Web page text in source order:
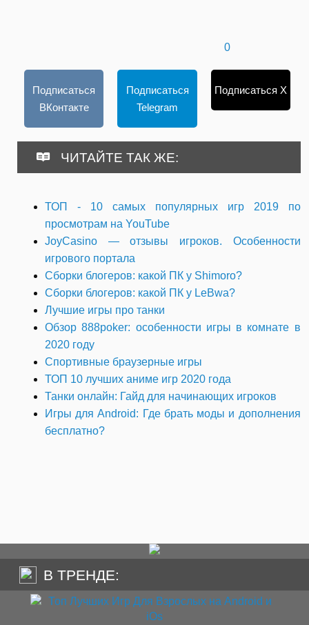
0
Подписаться
ВКонтакте
Подписаться
Telegram
Подписаться X
ЧИТАЙТЕ ТАК ЖЕ:
ТОП - 10 самых популярных игр 2019 по
просмотрам на YouTube
JoyCasino — отзывы игроков. Особенности
игрового портала
Сборки блогеров: какой ПК у Shimoro?
Сборки блогеров: какой ПК у LeBwa?
Лучшие игры про танки
Обзор 888poker: особенности игры в комнате в
2020 году
Спортивные браузерные игры
ТОП 10 лучших аниме игр 2020 года
Танки онлайн: Гайд для начинающих игроков
Игры для Android: Где брать моды и дополнения
бесплатно?
В ТРЕНДЕ: